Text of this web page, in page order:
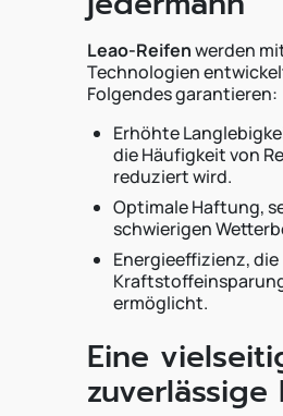
Leao-Reifenwerden
Technologien
Folgendes garantieren:
Erhöhte
die Häufigkeit von
reduziert wird.
Optimale Haftung,
schwierigen
Energieeffizienz, die
ermöglicht.
Eine
zuverlässige